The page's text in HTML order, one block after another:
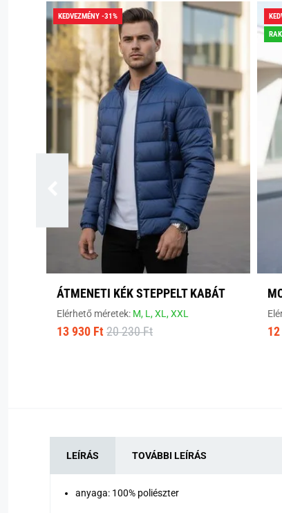
KEDVEZMÉNY -31%
ÁTMENETI KÉK STEPPELT KABÁT
Elérhető méretek: M, L,XL,XXL
13 930 Ft 20 230 Ft
LEÍRÁS TOVÁBBI LEÍRÁS
anyaga: 100% poliészter